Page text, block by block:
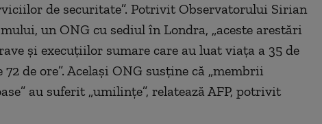
de securitate”. Potrivit Observatorului Sirian
un ONG cu sediul în Londra, „aceste arestări
şi execuţiilor sumare care au luat viaţa a 35 de
de ore”. Acelaşi ONG susţine că „membrii
au suferit „umilinţe”, relatează AFP, potrivit